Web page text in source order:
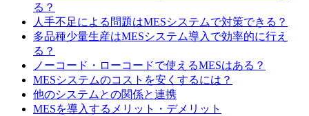
る？
人手不足による問題はMESシステムで対策できる？
多品種少量生産はMESシステム導入で効率的に行え
る？
ノーコード・ローコードで使えるMESはある？
MESシステムのコストを安くするには？
他のシステムとの関係と連携
MESを導入するメリット・デメリット